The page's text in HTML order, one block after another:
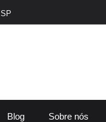
Blog Sobre nós